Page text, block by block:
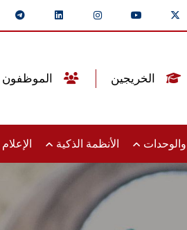
والوحدات الأنظمة الذكية الإعلام